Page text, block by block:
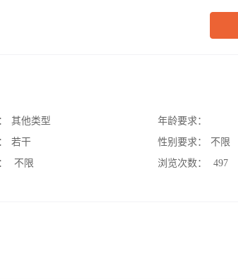
其他类型
若干
不限
年龄要求：
性别要求：
不限
浏览次数：
497